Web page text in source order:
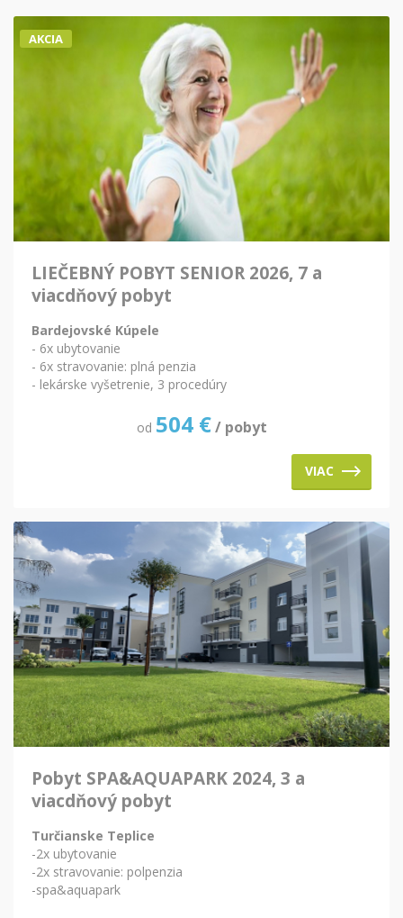
AKCIA
LIEČEBNÝ POBYT SENIOR 2026, 7 a
viacdňový pobyt
Bardejovské Kúpele
- 6x ubytovanie
- 6x stravovanie: plná penzia
- lekárske vyšetrenie, 3 procedúry
od 504 € / pobyt
VIAC
Pobyt SPA&AQUAPARK 2024, 3 a
viacdňový pobyt
Turčianske Teplice
-2x ubytovanie
-2x stravovanie: polpenzia
-spa&aquapark